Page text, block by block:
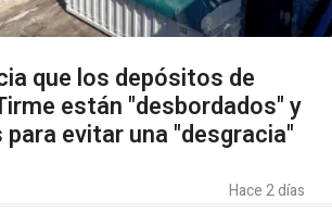
que los depósitos de
están "desbordados" y
para evitar una "desgracia"
Hace 2 días